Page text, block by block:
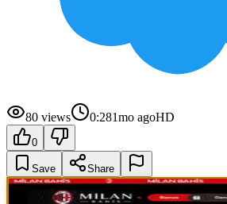
80 views 0:281mo agoHD
0
Save Share